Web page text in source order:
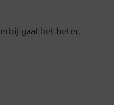
gaat het beter.